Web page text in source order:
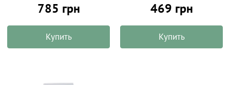
785 грн
Купить
469 грн
Купить